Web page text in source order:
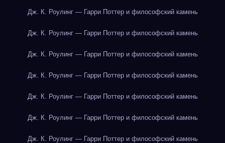
Дж. К. Роулинг — Гарри Поттер и философский камень
Дж. К. Роулинг — Гарри Поттер и философский камень
Дж. К. Роулинг — Гарри Поттер и философский камень
Дж. К. Роулинг — Гарри Поттер и философский камень
Дж. К. Роулинг — Гарри Поттер и философский камень
Дж. К. Роулинг — Гарри Поттер и философский камень
Дж. К. Роулинг — Гарри Поттер и философский камень